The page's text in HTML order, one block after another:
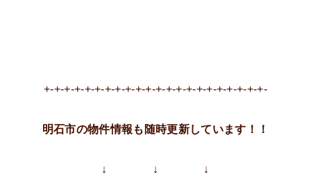
+-+-+-+-+-+-+-+-+-+-+-+-+-+-+-+-+-+-+-+-+-+-
明石市の物件情報も随時更新しています！！
↓ ↓ ↓